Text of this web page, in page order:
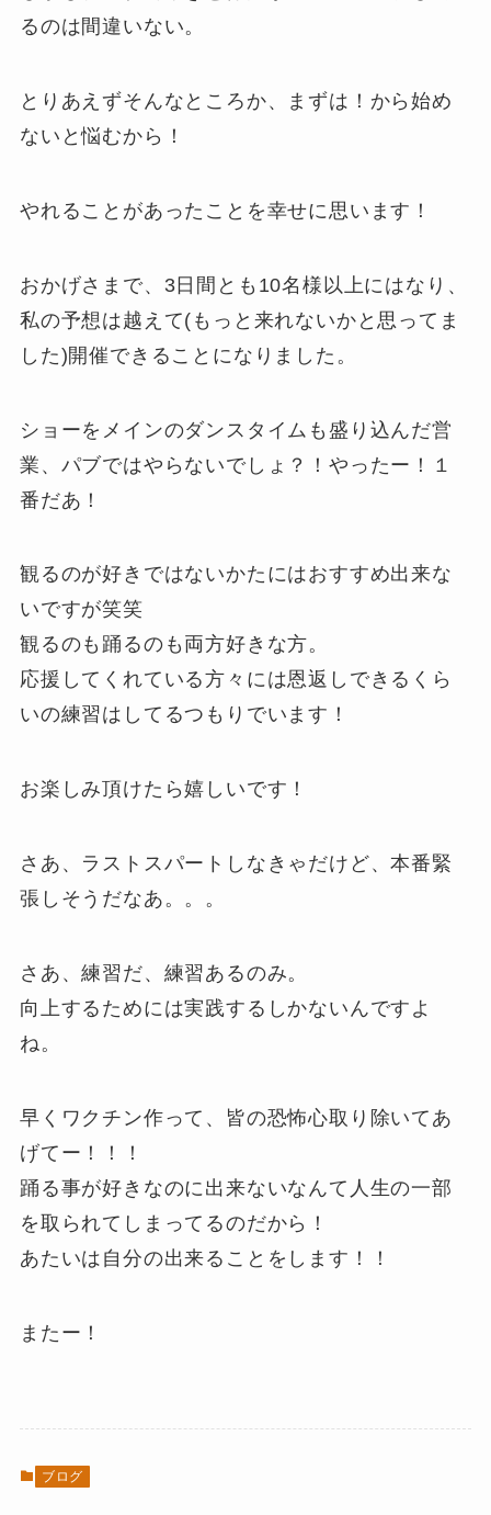
るのは間違いない。
とりあえずそんなところか、まずは！から始め
ないと悩むから！
やれることがあったことを幸せに思います！
おかげさまで、3日間とも10名様以上にはなり、
私の予想は越えて(もっと来れないかと思ってま
した)開催できることになりました。
ショーをメインのダンスタイムも盛り込んだ営
業、パブではやらないでしょ？！やったー！１
番だあ！
観るのが好きではないかたにはおすすめ出来な
いですが笑笑
観るのも踊るのも両方好きな方。
応援してくれている方々には恩返しできるくら
いの練習はしてるつもりでいます！
お楽しみ頂けたら嬉しいです！
さあ、ラストスパートしなきゃだけど、本番緊
張しそうだなあ。。。
さあ、練習だ、練習あるのみ。
向上するためには実践するしかないんですよ
ね。
早くワクチン作って、皆の恐怖心取り除いてあ
げてー！！！
踊る事が好きなのに出来ないなんて人生の一部
を取られてしまってるのだから！
あたいは自分の出来ることをします！！
またー！
ブログ